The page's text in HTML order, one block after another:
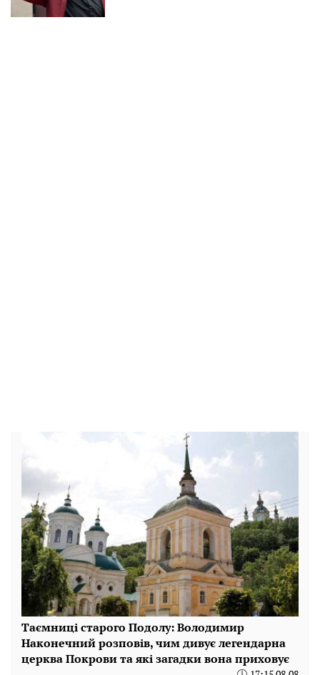
Таємниці старого Подолу: Володимир
Наконечний розповів, чим дивує легендарна
церква Покрови та які загадки вона приховує